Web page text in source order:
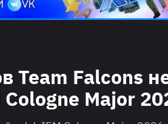
Team Falcons
Major